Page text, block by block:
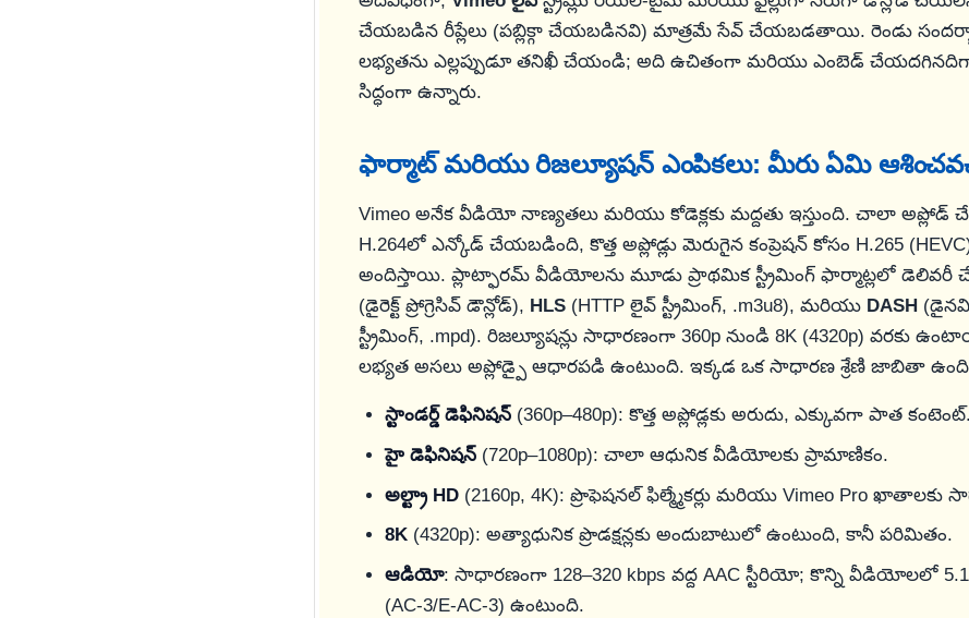
చేయబడిన రీప్లేలు (పబ్లిక్గా చేయబడినవి) మాత్రమే సేవ్ చేయబడతాయి. రెండు
లభ్యతను ఎల్లప్పుడూ తనిఖీ చేయండి; అది ఉచితంగా మరియు ఎంబెడ్
సిద్ధంగా ఉన్నారు.
ఫార్మాట్ మరియు రిజల్యూషన్ ఎంపికలు: మీరు ఏమి
Vimeo అనేక వీడియో నాణ్యతలు మరియు కోడెక్లకు మద్దతు ఇస్తుంది. చాలా అప్లోడ్
H.264లో ఎన్కోడ్ చేయబడింది, కొత్త అప్లోడ్లు మెరుగైన కంప్రెషన్ కోసం H.265
అందిస్తాయి. ప్లాట్ఫారమ్ వీడియోలను మూడు ప్రాథమిక స్ట్రీమింగ్ ఫార్మాట్లలో డెలివరీ
(డైరెక్ట్ ప్రోగ్రెసివ్ డౌన్లోడ్), HLS (HTTP లైవ్ స్ట్రీమింగ్, .m3u8), మరియు DASH
స్ట్రీమింగ్, .mpd). రిజల్యూషన్లు సాధారణంగా 360p నుండి 8K (4320p) వరకు
లభ్యత అసలు అప్లోడ్పై ఆధారపడి ఉంటుంది. ఇక్కడ ఒక సాధారణ శ్రేణి జాబితా
స్టాండర్డ్ డెఫినిషన్ (360p–480p): కొత్త అప్లోడ్లకు అరుదు, ఎక్కువగా పాత కంటెంట్.
హై డెఫినిషన్ (720p–1080p): చాలా ఆధునిక వీడియోలకు ప్రామాణికం.
అల్ట్రా HD (2160p, 4K): ప్రొఫెషనల్ ఫిల్మ్మేకర్లు మరియు Vimeo Pro ఖాతాలకు
8K (4320p): అత్యాధునిక ప్రొడక్షన్లకు అందుబాటులో ఉంటుంది, కానీ పరిమితం.
ఆడియో: సాధారణంగా 128–320 kbps వద్ద AAC స్టీరియో; కొన్ని వీడియోలలో
(AC-3/E-AC-3) ఉంటుంది.